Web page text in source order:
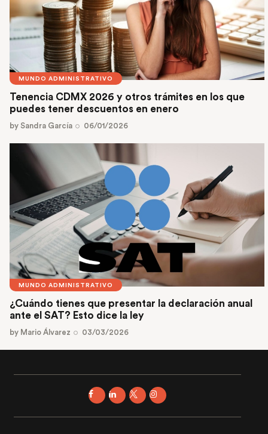
MUNDO ADMINISTRATIVO
Tenencia CDMX 2026 y otros trámites en los que
puedes tener descuentos en enero
by Sandra García 06/01/2026
MUNDO ADMINISTRATIVO
¿Cuándo tienes que presentar la declaración anual
ante el SAT? Esto dice la ley
by Mario Álvarez 03/03/2026